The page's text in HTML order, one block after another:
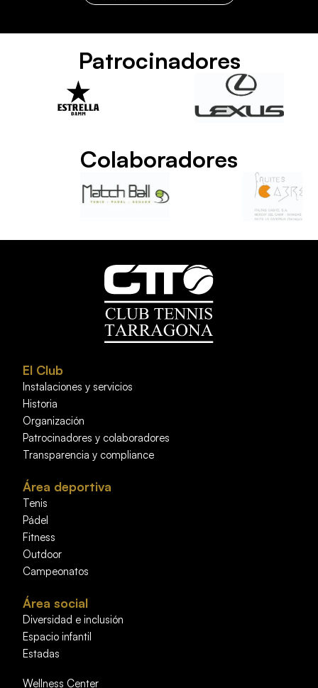
Patrocinadores
Colaboradores
El Club
Instalaciones y servicios
Historia
Organización
Patrocinadores y colaboradores
Transparencia y compliance
Área deportiva
Tenis
Pádel
Fitness
Outdoor
Campeonatos
Área social
Diversidad e inclusión
Espacio infantil
Estadas
Wellness Center